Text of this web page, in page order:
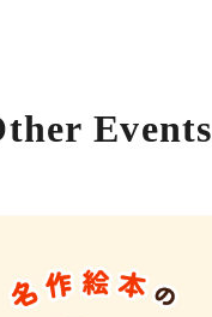
Events